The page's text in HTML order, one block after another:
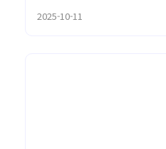
2025-10-11